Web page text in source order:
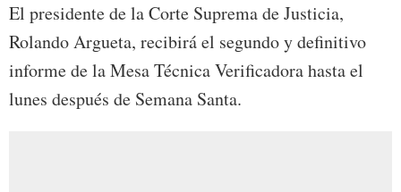
El presidente de la Corte Suprema de Justicia,
Rolando Argueta, recibirá el segundo y definitivo
informe de la Mesa Técnica Verificadora hasta el
lunes después de Semana Santa.